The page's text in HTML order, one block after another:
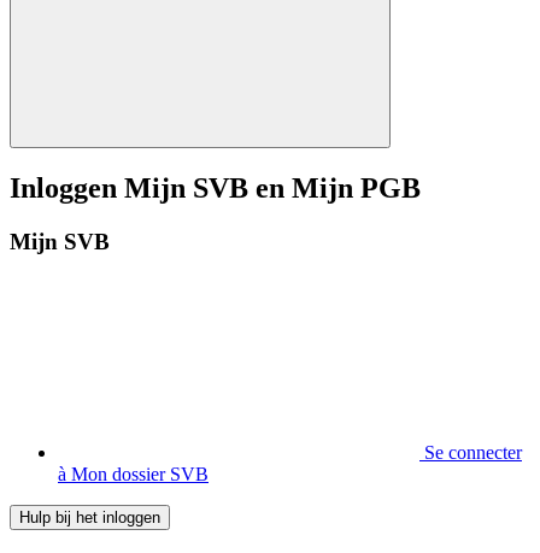
Inloggen Mijn SVB en Mijn PGB
Mijn SVB
Se connecter
à Mon dossier SVB
Hulp bij het inloggen